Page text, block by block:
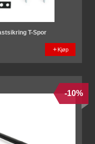
T-Spor
Kjøp
-10%